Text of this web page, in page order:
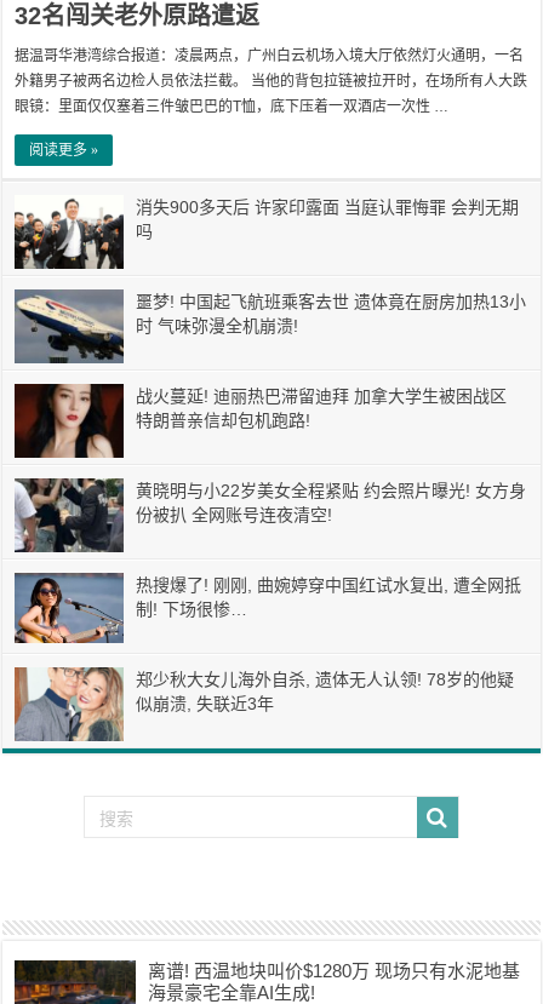
32名闯关老外原路遣返
据温哥华港湾综合报道：凌晨两点，广州白云机场入境大厅依然灯火通明，一名
外籍男子被两名边检人员依法拦截。 当他的背包拉链被拉开时，在场所有人大跌
眼镜：里面仅仅塞着三件皱巴巴的T恤，底下压着一双酒店一次性 …
阅读更多 »
消失900多天后 许家印露面 当庭认罪悔罪 会判无期
吗
噩梦! 中国起飞航班乘客去世 遗体竟在厨房加热13小
时 气味弥漫全机崩溃!
战火蔓延! 迪丽热巴滞留迪拜 加拿大学生被困战区
特朗普亲信却包机跑路!
黄晓明与小22岁美女全程紧贴 约会照片曝光! 女方身
份被扒 全网账号连夜清空!
热搜爆了! 刚刚, 曲婉婷穿中国红试水复出, 遭全网抵
制! 下场很惨…
郑少秋大女儿海外自杀, 遗体无人认领! 78岁的他疑
似崩溃, 失联近3年
离谱! 西温地块叫价$1280万 现场只有水泥地基
海景豪宅全靠AI生成!